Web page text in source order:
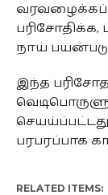
நாய்
இந்த
பரபரப்பாக
RELATED ITEMS: